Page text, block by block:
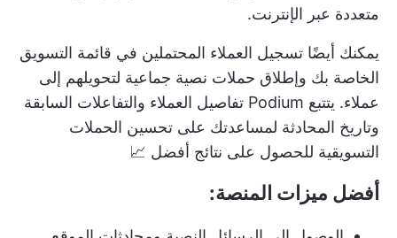
متعددة عبر الإنترنت.
يمكنك أيضًا تسجيل العملاء المحتملين في قائمة التسويق
الخاصة بك وإطلاق حملات نصية جماعية لتحويلهم إلى
عملاء. يتتبع Podium تفاصيل العملاء والتفاعلات السابقة
وتاريخ المحادثة لمساعدتك على تحسين الحملات
التسويقية للحصول على نتائج أفضل 📈
أفضل ميزات المنصة: